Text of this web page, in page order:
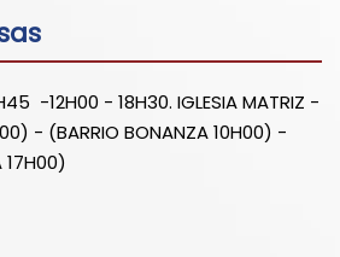
-12H00 - 18H30. IGLESIA MATRIZ -
- (BARRIO BONANZA 10H00) -
17H00)